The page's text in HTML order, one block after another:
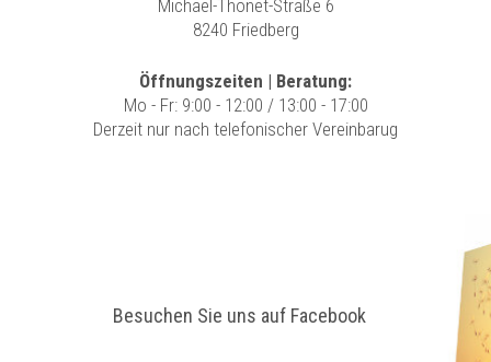
Michael-Thonet-Straße 6
8240 Friedberg
Öffnungszeiten | Beratung:
Mo - Fr: 9:00 - 12:00 / 13:00 - 17:00
Derzeit nur nach telefonischer Vereinbarug
Besuchen Sie uns auf Facebook